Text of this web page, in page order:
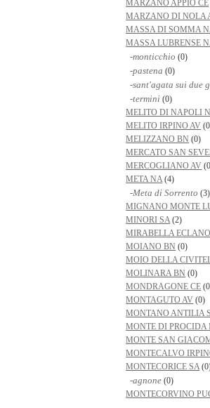
MARZANO APPIO CE
MARZANO DI NOLA
MASSA DI SOMMA
MASSA LUBRENSE
-monticchio (0)
-pastena (0)
-sant'agata sui due
-termini (0)
MELITO DI NAPOLI
MELITO IRPINO AV
MELIZZANO BN (0)
MERCATO SAN
MERCOGLIANO AV
META NA(4)
-Meta di Sorrento (3)
MIGNANO MONTE
MINORI SA(2)
MIRABELLA
MOIANO BN (0)
MOIO DELLA
MOLINARA BN (0)
MONDRAGONE CE
MONTAGUTO AV (0)
MONTANO ANTILIA
MONTE DI PROCIDA
MONTE SAN
MONTECALVO
MONTECORICE SA
-agnone (0)
MONTECORVINO